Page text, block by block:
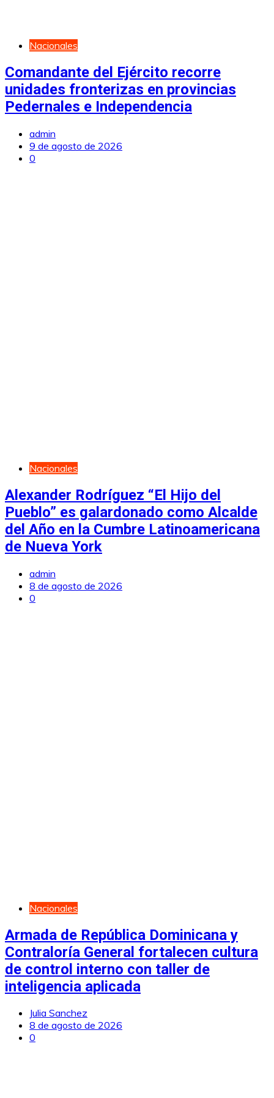
Nacionales
Comandante del Ejército recorre
unidades fronterizas en provincias
Pedernales e Independencia
admin
9 de agosto de 2026
0
Nacionales
Alexander Rodríguez “El Hijo del
Pueblo” es galardonado como Alcalde
del Año en la Cumbre Latinoamericana
de Nueva York
admin
8 de agosto de 2026
0
Nacionales
Armada de República Dominicana y
Contraloría General fortalecen cultura
de control interno con taller de
inteligencia aplicada
Julia Sanchez
8 de agosto de 2026
0